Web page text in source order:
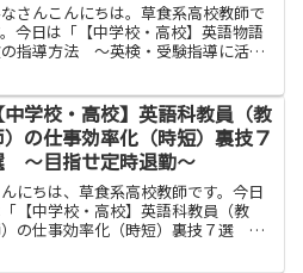
さんこんにちは。草食系高校教師で
今日は「【中学校・高校】英語物語
指導方法 〜英検・受験指導に活用
から実施された共通テストでは第５問
雄牛のアストンと飼い...
中学校・高校】英語科教員（教
）の仕事効率化（時短）裏技７
〜目指せ定時退勤〜
にちは、草食系高校教師です。今日
【中学校・高校】英語科教員（教
の仕事効率化（時短）裏技７選 〜